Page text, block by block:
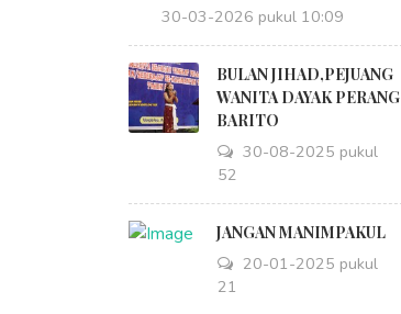
30-03-2026 pukul 10:09
BULAN JIHAD,PEJUANG
WANITA DAYAK PERANG
BARITO
30-08-2025 pukul
18:52
JANGAN MANIMPAKUL
20-01-2025 pukul
09:21